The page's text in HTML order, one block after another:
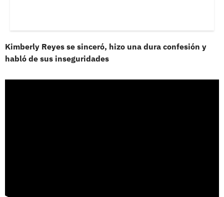
Kimberly Reyes se sinceró, hizo una dura confesión y
habló de sus inseguridades